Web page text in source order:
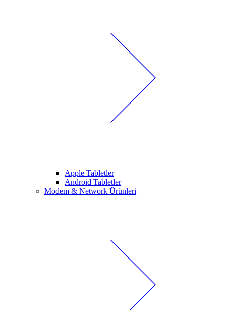
Apple Tabletler
Android Tabletler
Modem & Network Ürünleri